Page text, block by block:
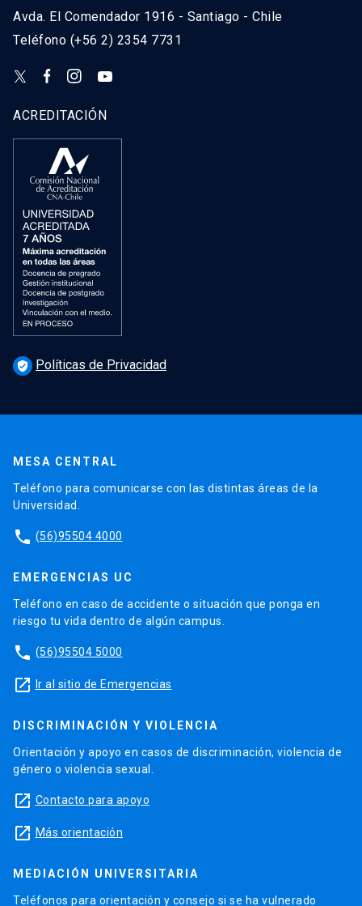
Avda. El Comendador 1916 - Santiago - Chile
Teléfono (+56 2) 2354 7731
ACREDITACIÓN
verified_user Políticas de Privacidad
MESA CENTRAL
Teléfono para comunicarse con las distintas áreas de la
Universidad.
phone (56)95504 4000
EMERGENCIAS UC
Teléfono en caso de accidente o situación que ponga en
riesgo tu vida dentro de algún campus.
phone (56)95504 5000
launch Ir al sitio de Emergencias
DISCRIMINACIÓN Y VIOLENCIA
Orientación y apoyo en casos de discriminación, violencia de
género o violencia sexual.
launch Contacto para apoyo
launch Más orientación
MEDIACIÓN UNIVERSITARIA
Teléfonos para orientación y consejo si se ha vulnerado